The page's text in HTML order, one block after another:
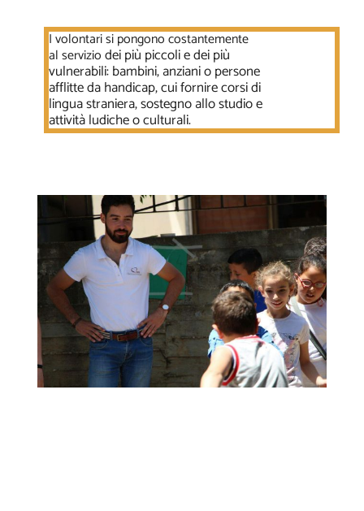
I volontari si pongono costantemente
al serviziodei più piccoli e deipiù
vulnerabili: bambini, anziani o persone
afflitte da handicap, cui fornirecorsi di
lingua straniera, sostegno allo studio e
attivitàludiche o culturali.